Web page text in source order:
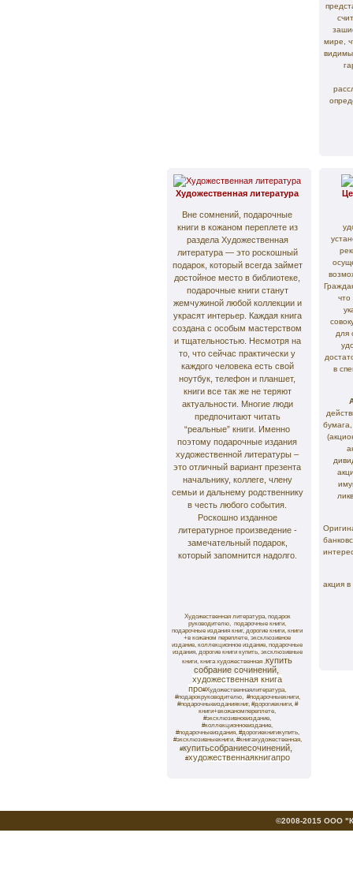
мире,
Художественная литература
Вне сомнений, подарочные
книги в кожаном переплете из
раздела Художественная
литература — это роскошный
подарок, который всегда займет
достойное место в библиотеке,
подарочные книги станут
жемчужиной любой коллекции и
украсят интерьер. Каждая книга
создана с особым мастерством
и тщательностью. Несмотря на
то, что сейчас практически у
каждого человека есть свой
ноутбук, телефон и планшет,
книги все так же не теряют
актуальности. Многие люди
предпочитают читать
“реальные” книги. Именно
поэтому подарочные издания
художественной литературы –
это отличный вариант презента
начальнику, коллеге, члену
семьи и дальнему родственнику
в честь любого события.
Роскошно изданное
литературное произведение -
замечательный подарок,
который запомнится надолго.
Художественная литература, подарок
руководителю, подарочные книги,
подарочные издания книг, дорогие книги, книги
+в кожаном переплете, эксклюзивное
издание, коллекционное издание, подарочные
издания, дорогие книги купить, эксклюзивные
книги, книга художественная ,купить
собрание сочинений,
художественная книга
про#Художественнаялитература,
#подарокруководителю, #подарочныекниги,
#подарочныеизданиякниг, #дорогиекниги, #
книги+вкожаномпереплете,
#эксклюзивноеиздание,
#коллекционноеиздание,
#подарочныеиздания, #дорогиекнигикупить,
#эксклюзивныекниги, #книгахудожественная,
#купитьсобраниесочинений,
#художественнаякнигапро
что
для
в
акция в
©2008-2015 ООО